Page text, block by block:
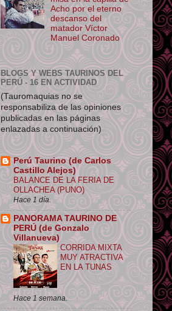
Acho por el eterno
descanso del
matador Víctor
Manuel Coronado
BLOGS Y WEBS TAURINOS DEL
PERÚ - 16 EN ACTIVIDAD
(Tauromaquias no se
responsabiliza de las opiniones
publicadas en las páginas
enlazadas a continuación)
Perú Taurino (de Carlos
Castillo Alejos)
BALANCE DE LA FERIA DE
OLLACHEA (PUNO)
Hace 1 día.
PANORAMA TAURINO DE
PERÚ (de Gonzalo
Villanueva)
CORRIDA MIXTA
MUY ATRACTIVA
EN LA TUNAS
Hace 1 semana.